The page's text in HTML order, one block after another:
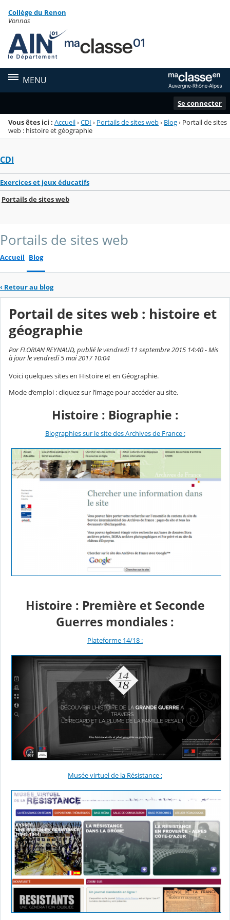
Menu de la rubrique
Contenu
Collège du Renon
Vonnas
MENU
Se connecter
Vous êtes ici : Accueil›CDI › Portails de sites web› Blog› Portail de sites
web : histoire et géographie
CDI
Exercices et jeux éducatifs
Portails de sites web
Portails de sites web
Accueil Blog
‹ Retour au blog
Portail de sites web : histoire et
géographie
Par FLORIAN REYNAUD, publié le vendredi 11 septembre 2015 14:40 - Mis
à jour le vendredi 5 mai 2017 10:04
Voici quelques sites en Histoire et en Géographie.
Mode d’emploi : cliquez sur l’image pour accéder au site.
Histoire : Biographie :
Biographies sur le site des Archives de France :
Histoire : Première et Seconde
Guerres mondiales :
Plateforme 14/18 :
Musée virtuel de la Résistance :